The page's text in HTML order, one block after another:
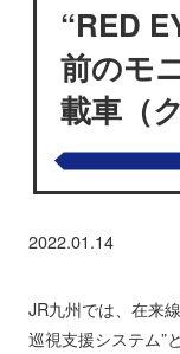
“RED
前のモ
載車（
2022.01.14
JR九州では、在来
巡視支援システム”